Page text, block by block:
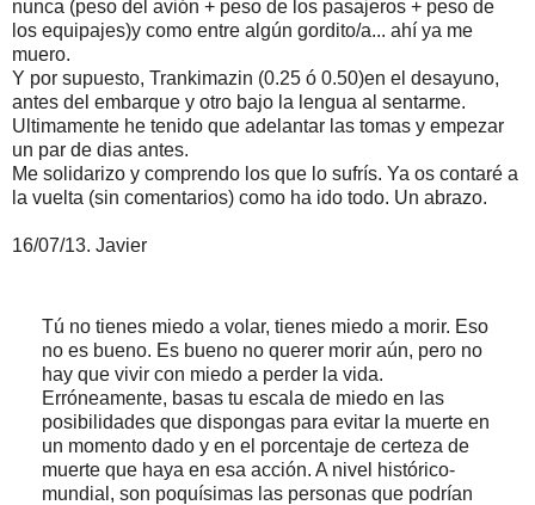
nunca (peso del avión + peso de los pasajeros + peso de
los equipajes)y como entre algún gordito/a... ahí ya me
muero.
Y por supuesto, Trankimazin (0.25 ó 0.50)en el desayuno,
antes del embarque y otro bajo la lengua al sentarme.
Ultimamente he tenido que adelantar las tomas y empezar
un par de dias antes.
Me solidarizo y comprendo los que lo sufrís. Ya os contaré a
la vuelta (sin comentarios) como ha ido todo. Un abrazo.
16/07/13. Javier
Tú no tienes miedo a volar, tienes miedo a morir. Eso
no es bueno. Es bueno no querer morir aún, pero no
hay que vivir con miedo a perder la vida.
Erróneamente, basas tu escala de miedo en las
posibilidades que dispongas para evitar la muerte en
un momento dado y en el porcentaje de certeza de
muerte que haya en esa acción. A nivel histórico-
mundial, son poquísimas las personas que podrían